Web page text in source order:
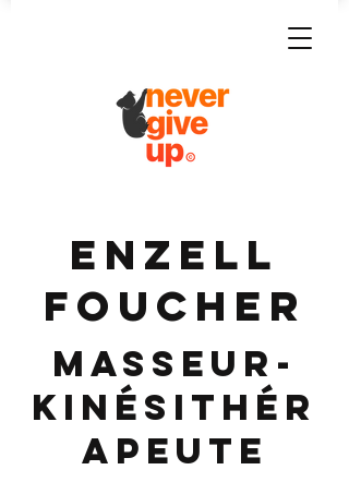
ENZELL
FOUCHER
Masseur-
Kinésithér
apeute